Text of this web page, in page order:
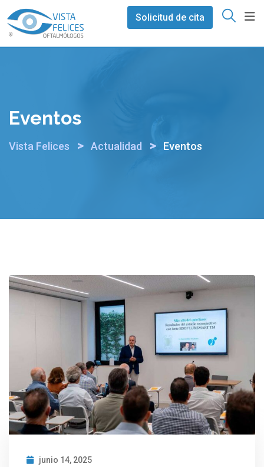
contenido
Solicitud de cita
Eventos
Vista Felices > Actualidad > Eventos
junio 14, 2025